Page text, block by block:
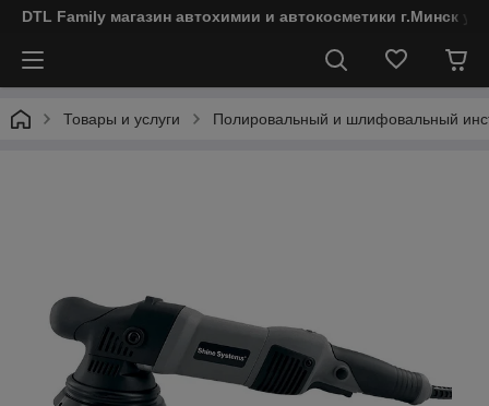
DTL Family магазин автохимии и автокосметики г.Минск
Товары и услуги Полировальный и шлифовальный